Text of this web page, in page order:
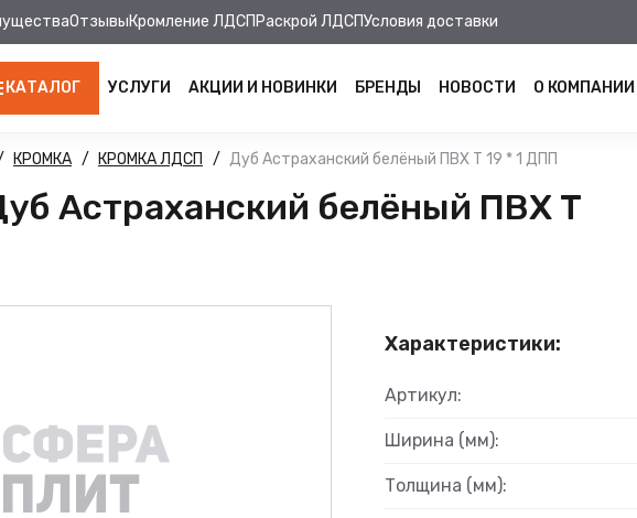
ОтзывыКромление ЛДСП Раскрой ЛДСПУсловия доставки
КАТАЛОГ
КРОМКА
ПАНЕЛИ
ДВПО
ФАНЕРА
УСЛУГИ АКЦИИ И НОВИНКИ БРЕНДЫ НОВОСТИ О КОМПАНИИ
КРОМКА КРОМКА ЛДСП Дуб Астраханский белёный ПВХ Т 19 * 1 ДПП
Астраханский белёный ПВХ Т
Характеристики:
Артикул:
Ширина (мм):
Толщина (мм):